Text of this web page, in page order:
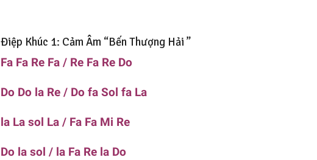
Điệp Khúc 1: Cảm Âm “Bến Thượng Hải ”
Fa Fa Re Fa / Re Fa Re Do
Do Do la Re / Do fa Sol fa La
la La sol La / Fa Fa Mi Re
Do la sol / la Fa Re la Do